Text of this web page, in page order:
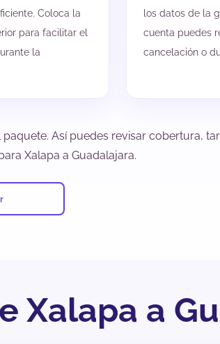
Coloca la
para facilitar el
la
los datos de la
cuenta puedes
cancelación o
Así puedes revisar cobertura,
Xalapa a Guadalajara.
Xalapa a